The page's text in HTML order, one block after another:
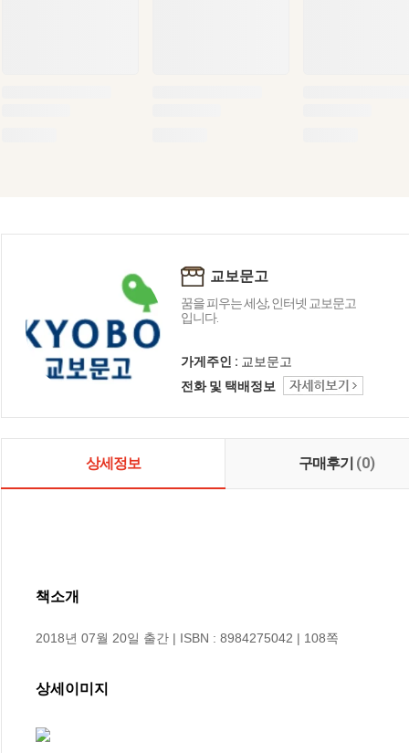
교보문고
꿈을 피우는 세상, 인터넷 교보문고
입니다.
가게주인 : 교보문고
전화 및 택배정보
상세정보 구매후기 (0)
책소개
2018년 07월 20일 출간 | ISBN : 8984275042 | 108쪽
상세이미지